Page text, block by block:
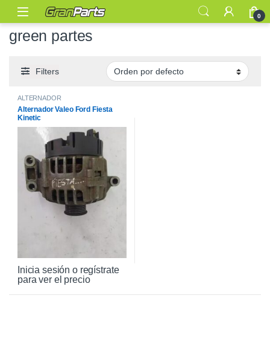
0
green partes
Filters
ALTERNADOR
Alternador Valeo Ford Fiesta
Kinetic
Inicia sesión o regístrate
para ver el precio